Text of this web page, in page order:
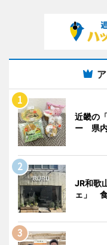
近畿の
ー 県内
JR和歌
ェ」 食